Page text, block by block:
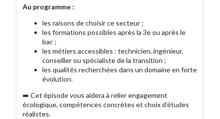
Au programme :
les raisons de choisir ce secteur ;
les formations possibles après la 3e ou après le
bac ;
les métiers accessibles : technicien, ingénieur,
conseiller ou spécialiste de la transition ;
les qualités recherchées dans un domaine en forte
évolution.
➡️ Cet épisode vous aidera à relier engagement
écologique, compétences concrètes et choix d’études
réalistes.